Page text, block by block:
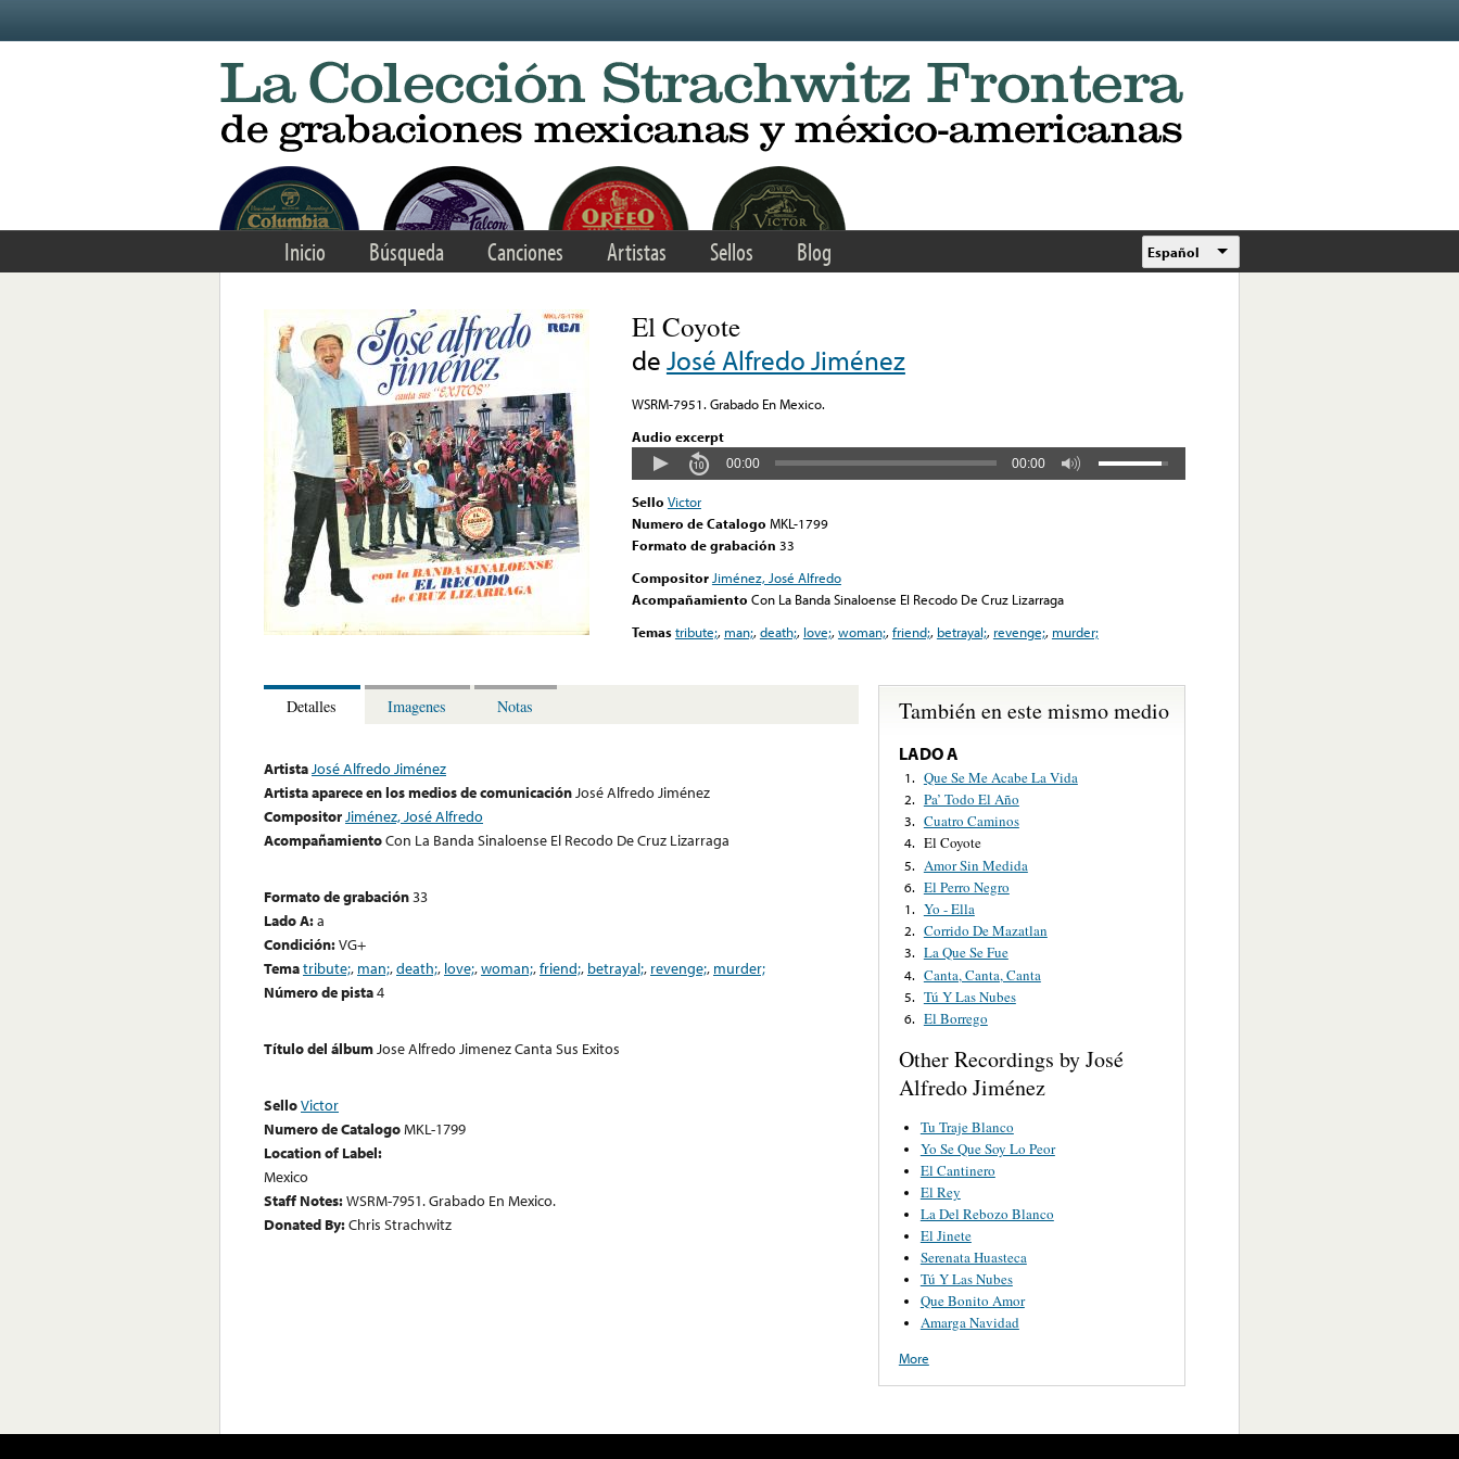
Inicio Búsqueda Canciones Artistas Sellos Blog Español
El Coyote
deJosé Alfredo Jiménez
WSRM-7951. Grabado En Mexico.
Audio excerpt
00:00 00:00
Sello Victor
Numero de Catalogo MKL-1799
Formato de grabación 33
Compositor Jiménez, José Alfredo
Acompañamiento Con La Banda Sinaloense El Recodo De Cruz Lizarraga
Temastribute;, man;,death;, love;,woman;,friend;, betrayal;, revenge;, murder;
Detalles Imagenes Notas
ArtistaJosé Alfredo Jiménez
Artista aparece en los medios de comunicaciónJosé Alfredo Jiménez
CompositorJiménez, José Alfredo
AcompañamientoCon La Banda Sinaloense El Recodo De Cruz Lizarraga
Formato de grabación33
Lado A:a
Condición:VG+
Tematribute;, man;,death;, love;,woman;,friend;, betrayal;, revenge;, murder;
Número de pista4
Título del álbumJose Alfredo Jimenez Canta Sus Exitos
SelloVictor
Numero de CatalogoMKL-1799
Location of Label:
Mexico
Staff Notes:WSRM-7951. Grabado En Mexico.
Donated By:Chris Strachwitz
También en este mismo medio
LADO A
1. Que Se Me Acabe La Vida
2. Pa’ Todo El Año
3. Cuatro Caminos
4. El Coyote
5. Amor Sin Medida
6. El Perro Negro
1. Yo - Ella
2. Corrido De Mazatlan
3. La Que Se Fue
4. Canta, Canta, Canta
5. Tú Y Las Nubes
6. El Borrego
Other Recordings by José
Alfredo Jiménez
Tu Traje Blanco
Yo Se Que Soy Lo Peor
El Cantinero
El Rey
La Del Rebozo Blanco
El Jinete
Serenata Huasteca
Tú Y Las Nubes
Que Bonito Amor
Amarga Navidad
More